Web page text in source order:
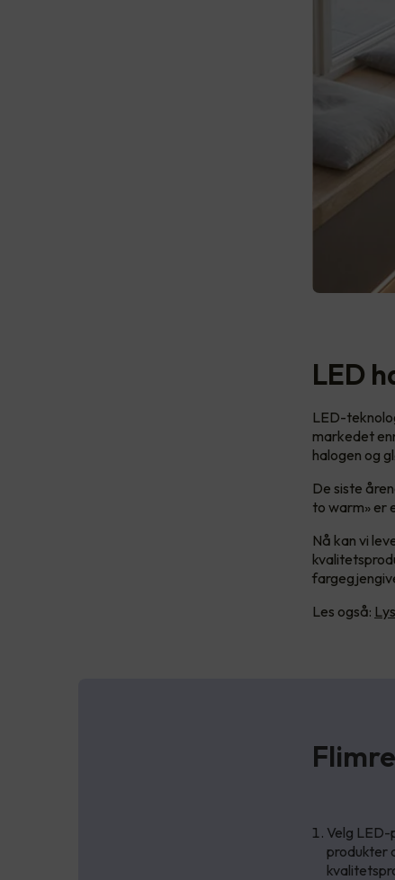
LED
LED-
markedet
halogen og
De siste
to warm» er
Nå kan vi
Les også:
Velg
produkter